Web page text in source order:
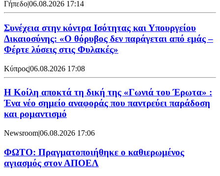
Γήπεδο|06.08.2026 17:14
Συνέχεια στην κόντρα Ισότητας και Υπουργείου
Δικαιοσύνης: «Ο θόρυβος δεν παράγεται από εμάς –
Φέρτε λύσεις στις Φυλακές»
Κύπρος|06.08.2026 17:08
Η Κοίλη αποκτά τη δική της «Γωνιά του Έρωτα» :
Ένα νέο σημείο αναφοράς που παντρεύει παράδοση
και ρομαντισμό
Newsroom|06.08.2026 17:06
ΦΩΤΟ: Πραγματοποιήθηκε ο καθιερωμένος
αγιασμός στον ΑΠΟΕΛ